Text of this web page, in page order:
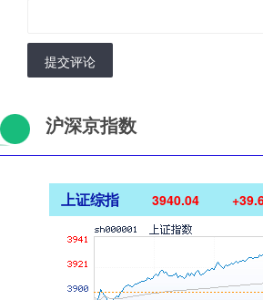
提交评论
沪深京指数
上证综指 3940.04